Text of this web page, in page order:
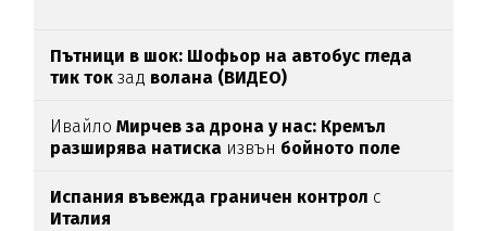
Пътници в шок: Шофьор на автобус гледа
тик ток зад волана (ВИДЕО)
ИвайлоМирчев за дрона у нас: Кремъл
разширява натиска извън бойното поле
Испания въвежда граничен контрол с
Италия